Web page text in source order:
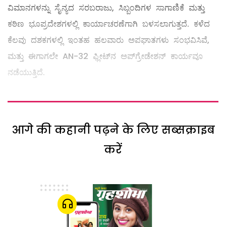
ವಿಮಾನಗಳನ್ನು ಸೈನ್ಯದ ಸರಬರಾಜು, ಸಿಬ್ಬಂದಿಗಳ ಸಾಗಾಣಿಕೆ ಮತ್ತು
ಕಠಿಣ ಭೂಪ್ರದೇಶಗಳಲ್ಲಿ ಕಾರ್ಯಾಚರಣೆಗಾಗಿ ಬಳಸಲಾಗುತ್ತದೆ. ಕಳೆದ
ಕೆಲವು ದಶಕಗಳಲ್ಲಿ ಇಂತಹ ಹಲವಾರು ಅಪಘಾತಗಳು ಸಂಭವಿಸಿವೆ,
ಮತ್ತು ಈಗಾಗಲೇ AN-32 ಫ್ಲೀಟ್‌ನ ಅಪ್‌ಗ್ರೇಡೇಶನ್ ಕಾರ್ಯವೂ
ನಡೆಯುತ್ತಿದೆ.
आगे की कहानी पढ़ने के लिए सब्सक्राइब
करें